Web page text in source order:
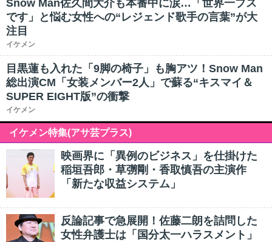
Snow Man佐久間大介も本番中に涙…「世界一ブス
です」と悩む女性への“レジェンド歌手の言葉”が大
注目
イケメン
目黒蓮も入れた「9脚の椅子」も胸アツ！Snow Man
総出演CM「女装メンバー2人」で蘇る“キスマイ＆
SUPER EIGHT版”の衝撃
イケメン
イケメン特集(アサ芸プラス)
映画界に「異例のビジネス」を仕掛けた
稲垣吾郎・草彅剛・香取慎吾の主演作
「新たな収益システム」
反論記事で急展開！佐藤二朗を詰問した
女性弁護士は「国分太一ハラスメント」